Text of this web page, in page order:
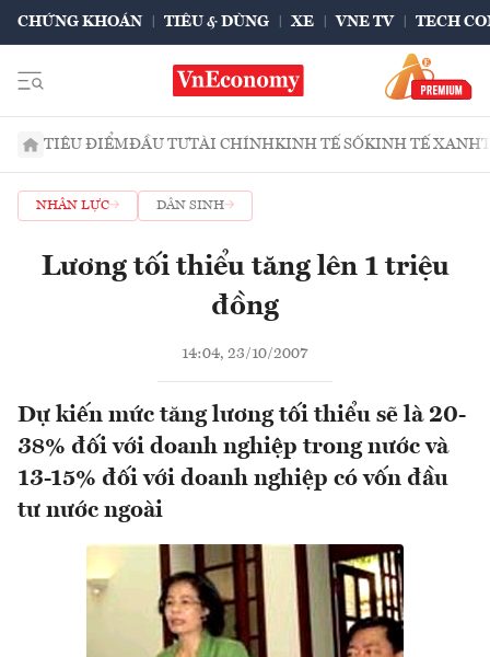
CHỨNG KHOÁN TIÊU & DÙNG XE VNE TV TECH
TIÊU ĐIỂMĐẦU TƯTÀI CHÍNHKINH TẾ SỐKINH TẾ XANH
NHÂN LỰC DÂN SINH
Lương tối thiểu tăng lên 1 triệu
đồng
14:04, 23/10/2007
Dự kiến mức tăng lương tối thiểu sẽ là 20-
38% đối với doanh nghiệp trong nước và
13-15% đối với doanh nghiệp có vốn đầu
tư nước ngoài